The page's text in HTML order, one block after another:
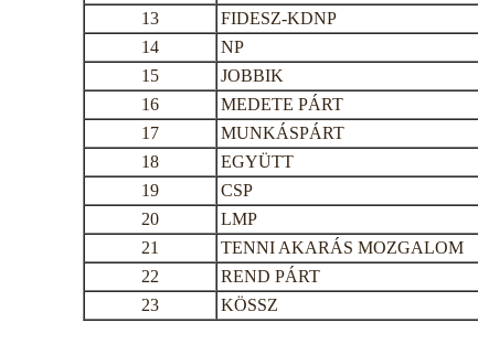
13
FIDESZ-KDNP
14
NP
15
JOBBIK
16
MEDETE PÁRT
17
MUNKÁSPÁRT
18
EGYÜTT
19
CSP
20
LMP
21
TENNI AKARÁS MOZGALOM
22
REND PÁRT
23
KÖSSZ